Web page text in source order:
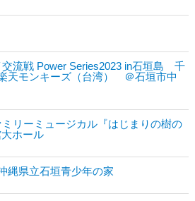
交流戦 Power Series2023 in石垣島 千
天モンキーズ（台湾） ＠石垣市中
リーミュージカル『はじまりの樹の
ホール
県立石垣青少年の家